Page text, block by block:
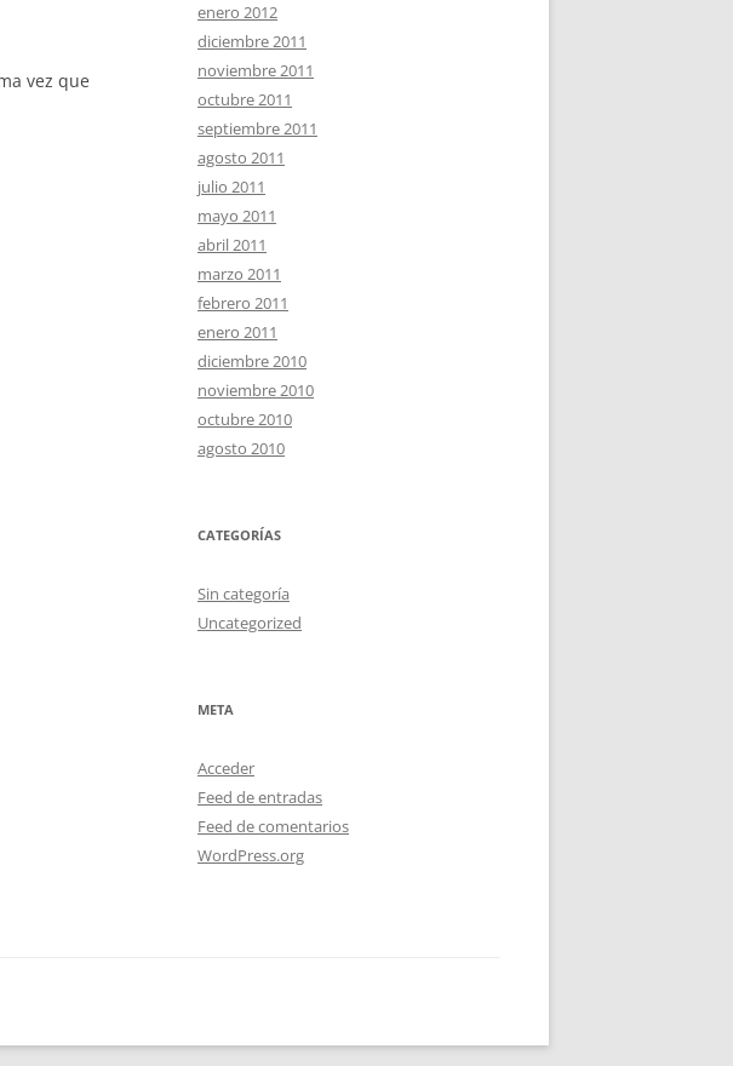
vez que
enero 2012
diciembre 2011
noviembre 2011
octubre 2011
septiembre 2011
agosto 2011
julio 2011
mayo 2011
abril 2011
marzo 2011
febrero 2011
enero 2011
diciembre 2010
noviembre 2010
octubre 2010
agosto 2010
CATEGORÍAS
Sin categoría
Uncategorized
META
Acceder
Feed de entradas
Feed de comentarios
WordPress.org